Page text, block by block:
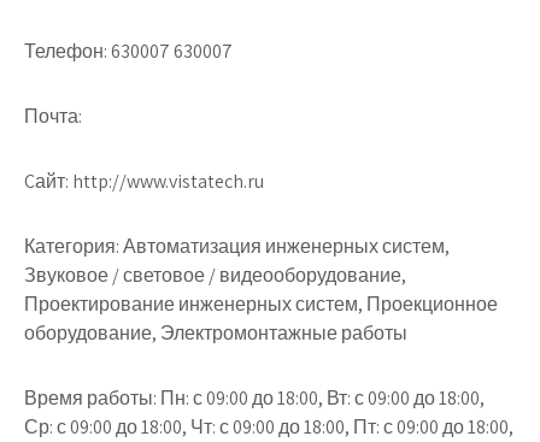
Телефон: 630007 630007
Почта:
Cайт: http://www.vistatech.ru
Категория: Автоматизация инженерных систем,
Звуковое / световое / видеооборудование,
Проектирование инженерных систем, Проекционное
оборудование, Электромонтажные работы
Время работы: Пн: с 09:00 до 18:00, Вт: с 09:00 до 18:00,
Ср: с 09:00 до 18:00, Чт: с 09:00 до 18:00, Пт: с 09:00 до 18:00,